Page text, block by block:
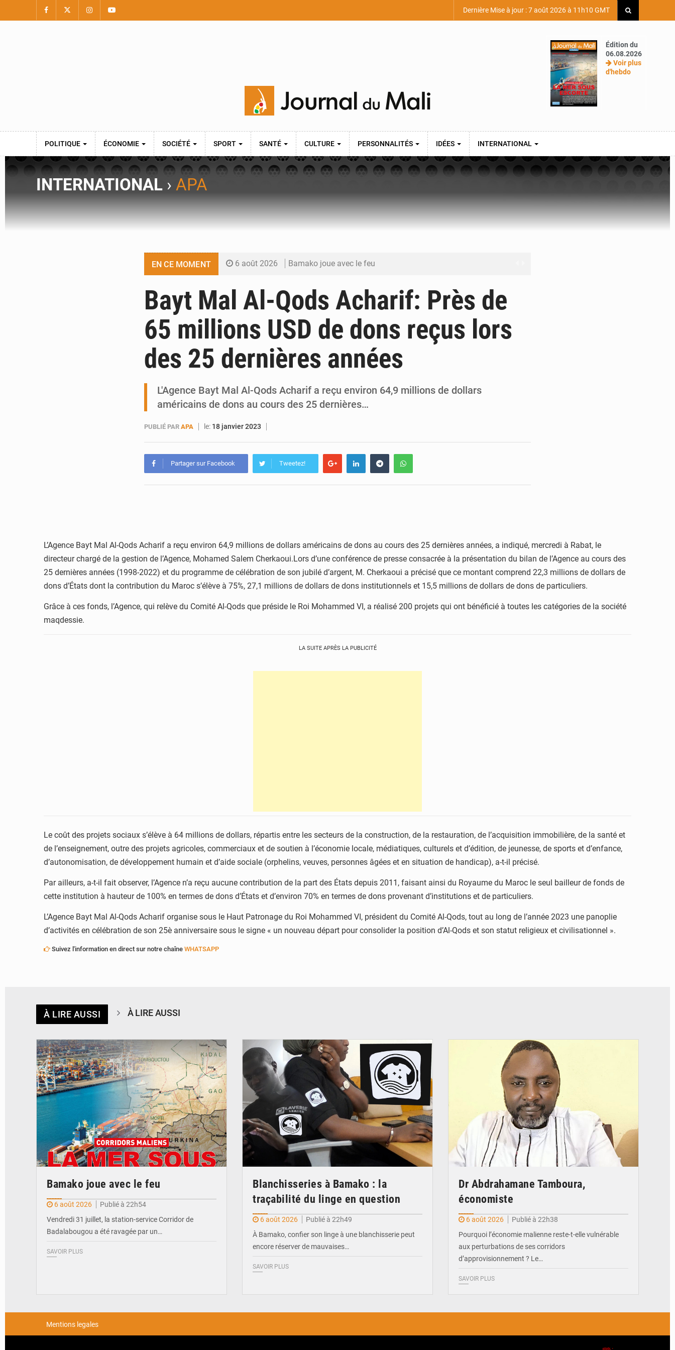
Dernière Mise à jour : 7 août 2026 à 11h10 GMT
Édition du
06.08.2026
Voir plus
d'hebdo
POLITIQUE ÉCONOMIE SOCIÉTÉ SPORT SANTÉ CULTURE PERSONNALITÉS IDÉES INTERNATIONAL
INTERNATIONAL › APA
EN CE MOMENT 6 août 2026 Bamako joue avec le feu
6 août 2026 Dr Abdrahamane Tamboura, économiste
6 août 2026 Ports ouest-africains : la bataille du fret sahélien
6 août 2026 AfroBasket U18 : Le Mali défend sa double couronne à Abidjan
Bayt Mal Al-Qods Acharif: Près de
65 millions USD de dons reçus lors
des 25 dernières années
L'Agence Bayt Mal Al-Qods Acharif a reçu environ 64,9 millions de dollars
américains de dons au cours des 25 dernières…
PUBLIÉ PAR APA le: 18 janvier 2023
Partager sur Facebook Tweetez!
L’Agence Bayt Mal Al-Qods Acharif a reçu environ 64,9 millions de dollars américains de dons au cours des 25 dernières années, a indiqué, mercredi à Rabat, le
directeur chargé de la gestion de l’Agence, Mohamed Salem Cherkaoui.Lors d’une conférence de presse consacrée à la présentation du bilan de l’Agence au cours des
25 dernières années (1998-2022) et du programme de célébration de son jubilé d’argent, M. Cherkaoui a précisé que ce montant comprend 22,3 millions de dollars de
dons d’États dont la contribution du Maroc s’élève à 75%, 27,1 millions de dollars de dons institutionnels et 15,5 millions de dollars de dons de particuliers.
Grâce à ces fonds, l’Agence, qui relève du Comité Al-Qods que préside le Roi Mohammed VI, a réalisé 200 projets qui ont bénéficié à toutes les catégories de la société
maqdessie.
LA SUITE APRÈS LA PUBLICITÉ
Le coût des projets sociaux s’élève à 64 millions de dollars, répartis entre les secteurs de la construction, de la restauration, de l’acquisition immobilière, de la santé et
de l’enseignement, outre des projets agricoles, commerciaux et de soutien à l’économie locale, médiatiques, culturels et d’édition, de jeunesse, de sports et d’enfance,
d’autonomisation, de développement humain et d’aide sociale (orphelins, veuves, personnes âgées et en situation de handicap), a-t-il précisé.
Par ailleurs, a-t-il fait observer, l’Agence n’a reçu aucune contribution de la part des États depuis 2011, faisant ainsi du Royaume du Maroc le seul bailleur de fonds de
cette institution à hauteur de 100% en termes de dons d’États et d’environ 70% en termes de dons provenant d’institutions et de particuliers.
L’Agence Bayt Mal Al-Qods Acharif organise sous le Haut Patronage du Roi Mohammed VI, président du Comité Al-Qods, tout au long de l’année 2023 une panoplie
d’activités en célébration de son 25è anniversaire sous le signe « un nouveau départ pour consolider la position d’Al-Qods et son statut religieux et civilisationnel ».
Suivez l'information en direct sur notre chaîne WHATSAPP
À LIRE AUSSI À LIRE AUSSI
© JDM
Bamako joue avec le feu
6 août 2026
Publié à 22h54
Vendredi 31 juillet, la station-service Corridor de
Badalabougou a été ravagée par un…
SAVOIR PLUS
Blanchisseries à Bamako : la
traçabilité du linge en question
6 août 2026
Publié à 22h49
À Bamako, confier son linge à une blanchisserie peut
encore réserver de mauvaises…
SAVOIR PLUS
Dr Abdrahamane Tamboura,
économiste
6 août 2026
Publié à 22h38
Pourquoi l’économie malienne reste-t-elle vulnérable
aux perturbations de ses corridors
d’approvisionnement ? Le…
SAVOIR PLUS
Mentions legales